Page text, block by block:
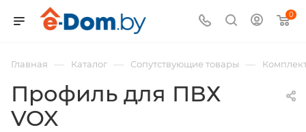
0
Главная — Каталог — Сопутствующие товары —
Профиль для ПВХ
VOX